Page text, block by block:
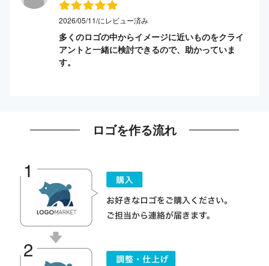
2026/05/11/にレビュー済み
多くのロゴの中からイメージに近いものをクライ
アントと一緒に検討できるので、助かっていま
す。
ロゴを作る流れ